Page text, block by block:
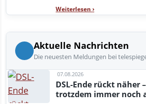
Weiterlesen ›
Aktuelle Nachrichten
Die neuesten Meldungen bei
07.08.2026
DSL-Ende rückt näher
trotzdem immer noch